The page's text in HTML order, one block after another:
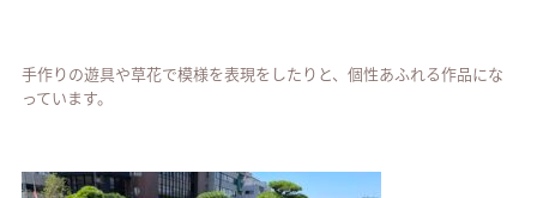
手作りの遊具や草花で模様を表現をしたりと、個性あふれる作品にな
っています。